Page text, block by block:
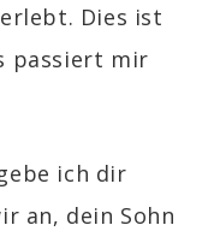
Dies ist
passiert mir
ich dir
an, dein Sohn